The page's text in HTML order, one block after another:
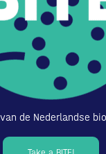
de Nederlandse